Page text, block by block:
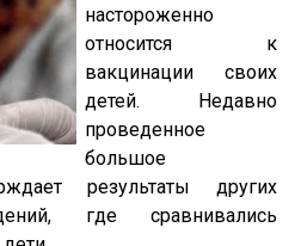
настороженно
относится к
вакцинации своих
детей. Недавно
проведенное
большое
результаты других
где сравнивались